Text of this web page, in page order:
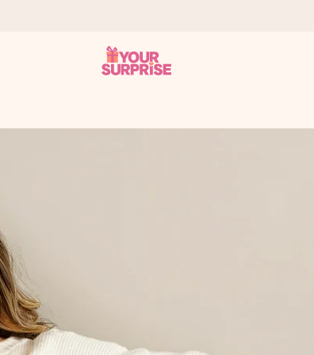
på det helt rette tidspunkt, når den betyder allermest.
besked, der går lige i hendes hjerte. Intet besvær